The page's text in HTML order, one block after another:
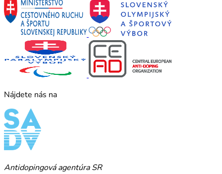
Nájdete nás na
Antidopingová agentúra SR